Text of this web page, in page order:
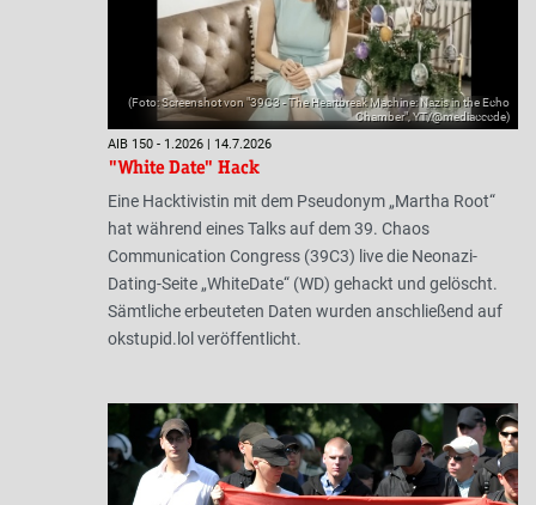
(Foto: Screenshot von "39C3 - The Heartbreak Machine: Nazis in the Echo
Chamber", YT/@mediacccde)
AIB 150 - 1.2026 | 14.7.2026
"White Date" Hack
Eine Hacktivistin mit dem Pseudonym „Martha Root“
hat während eines Talks auf dem 39. Chaos
Communication Congress (39C3) live die Neonazi-
Dating-Seite „WhiteDate“ (WD) gehackt und gelöscht.
Sämtliche erbeuteten Daten wurden anschließend auf
okstupid.lol veröffentlicht.